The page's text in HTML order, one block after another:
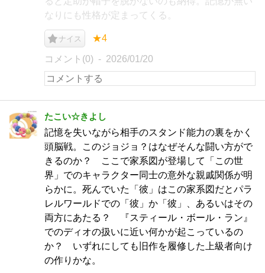
なりにも性格が定まってくる。
ナイス ★4
コメント(0) 2026/01/20
たこい☆きよし
記憶を失いながら相手のスタンド能力の裏をかく
頭脳戦。このジョジョ？はなぜそんな闘い方がで
きるのか？ ここで家系図が登場して「この世
界」でのキャラクター同士の意外な親戚関係が明
らかに。死んでいた「彼」はこの家系図だとパラ
レルワールドでの「彼」か「彼」、あるいはその
両方にあたる？ 『スティール・ボール・ラン』
でのディオの扱いに近い何かが起こっているの
か？ いずれにしても旧作を履修した上級者向け
の作りかな。